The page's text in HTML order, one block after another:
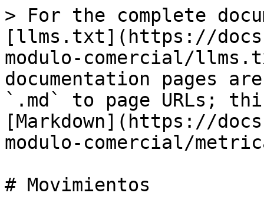
> For the complete
[llms.txt](https://
modulo-comercial/
documentation pages
`.md` to page URLs;
[Markdown](https://
modulo-comercial/
# Movimientos